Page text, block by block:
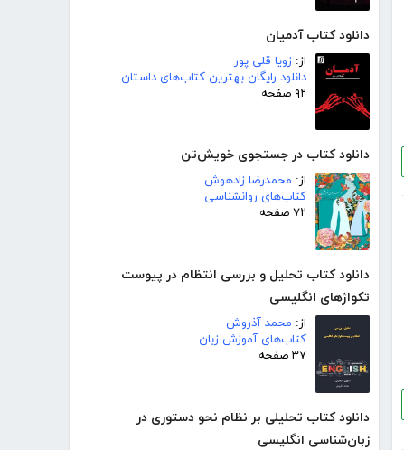
دانلود کتاب آدمیان
از: زویا قلی پور
دانلود رایگان بهترین کتاب‌های داستان
۹۲ صفحه
دانلود کتاب در جستجوی خویش‌تن
از: محمدرضا زادهوش
کتاب‌های روانشناسی
۷۲ صفحه
دانلود کتاب تحلیل و بررسی انتظام در پیوست
تکواژهای انگلیسی
از: محمد آذروش
کتاب‌های آموزش زبان
۳۷ صفحه
دانلود کتاب تحلیلی بر نظام نحو دستوری در
زبان‌شناسی انگلیسی